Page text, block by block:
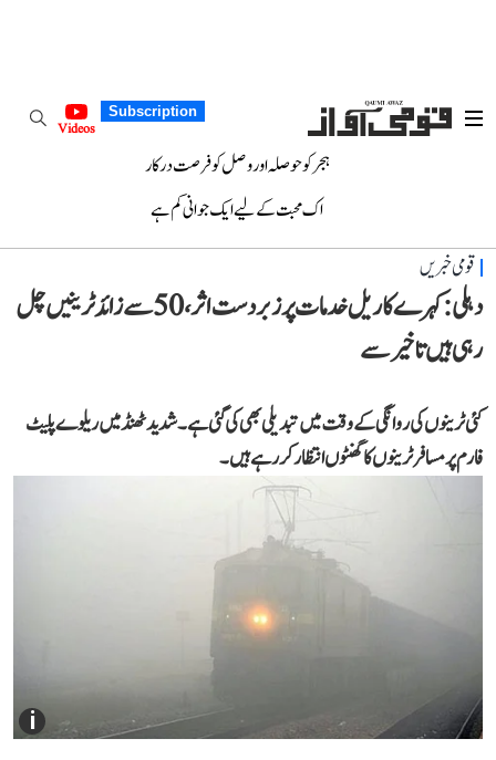
Subscription
Videos
ہجر کو حوصلہ اور وصل کو فرصت درکار
اک محبت کے لیے ایک جوانی کم ہے
قومی خبریں
دہلی: کہرے کا ریل خدمات پر زبردست اثر، 50 سے زائد ٹرینیں چل
رہی ہیں تاخیر سے
کئی ٹرینوں کی روانگی کے وقت میں تبدیلی بھی کی گئی ہے۔ شدید ٹھنڈ میں ریلوے پلیٹ
فارم پر مسافر ٹرینوں کا گھنٹوں انتظار کر رہے ہیں۔
i